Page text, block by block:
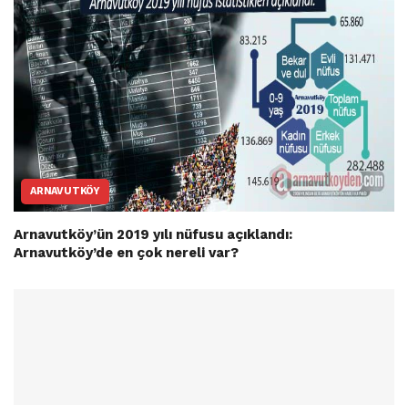
ARNAVUTKÖY
Arnavutköy’ün 2019 yılı nüfusu açıklandı:
Arnavutköy’de en çok nereli var?